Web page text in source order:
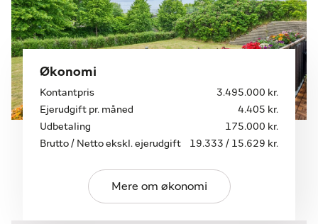
Beliggenheden er rolig, men samtidig helt central. I
får nemlig adresse på et lille vænge uden
parkeringsforhold lige ved bebyggelsen.
Blot 700 meter herfra ligger City 2 med et rigt
udvalg af supermarkeder og specialbutikker,
ligesom I finder biograf, fitness og spisesteder i
storcenteret.
gåafstand til Høje Taastrup Station med S-tog og
regionaltog, der kobler jer til hele landet. Her får I
Økonomi
Kontantpris
3.495.000 kr.
Ejerudgift pr. måned
4.405 kr.
Udbetaling
175.000 kr.
Brutto / Netto ekskl. ejerudgift
19.333 / 15.629 kr.
Mere om økonomi